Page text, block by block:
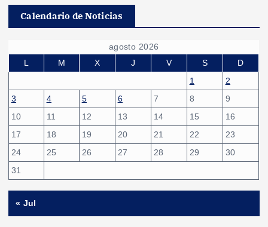
Calendario de Noticias
agosto 2026
L
M X J V S
D
1
2
3
4 5 6 7 8
9
10
11 12 13 14 15
16
17
18 19 20 21 22
23
24
25 26 27 28 29
30
31
« Jul